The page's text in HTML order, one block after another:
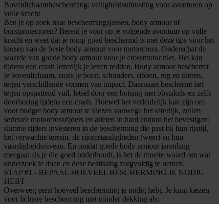
Bovenlichaambescherming: veiligheidsuitrusting voor avonturen op
volle kracht
Ben je op zoek naar beschermingsjassen, body armour of
borstprotectoren? Bereid je voor op je volgende avontuur op volle
kracht en weet dat je romp goed beschermd is met deze tips voor het
kiezen van de beste body armour voor motorcross. Onderschat de
waarde van goede body armour voor je crossmotor niet. Het kan
tijdens een crash letterlijk je leven redden. Body armour beschermt
je bovenlichaam, zoals je borst, schouders, ribben, rug en nieren,
tegen verschillende vormen van impact. Daarnaast beschermt het
tegen opspattend vuil, letsel door een botsing met obstakels en zelfs
doorboring tijdens een crash. Hoewel het verleidelijk kan zijn om
voor budget body armour te kiezen vanwege het uiterlijk, zullen
serieuze motorcrossrijders en atleten in hard enduro het bevestigen:
slimme rijders investeren in de bescherming die past bij hun rijstijl,
het verwachte terrein, de rijomstandigheden (weer) en hun
vaardigheidsniveau. En omdat goede body armour jarenlang
meegaat als je die goed onderhoudt, is het de moeite waard om wat
onderzoek te doen en deze beslissing zorgvuldig te nemen.
STAP #1 - BEPAAL HOEVEEL BESCHERMING JE NODIG
HEBT
Overweeg eerst hoeveel bescherming je nodig hebt. Je kunt kiezen
voor lichtere bescherming met minder dekking als: